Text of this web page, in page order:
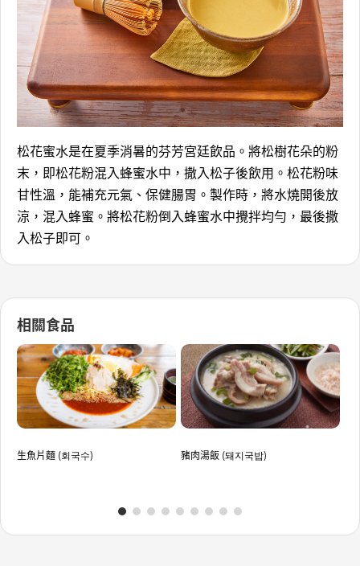
松花蜜水是在夏季消暑的芬芳宮廷飲品。將松樹花朵的粉
末，即松花粉混入蜂蜜水中，撒入松子後飲用。松花粉味
甘性溫，能補充元氣、保健腸胃。製作時，將水燒開後放
涼，混入蜂蜜。將松花粉倒入蜂蜜水中攪拌均勻，最後撒
入松子即可。
相關食品
生魚片麵 (회국수) 豬肉湯飯 (돼지국밥)